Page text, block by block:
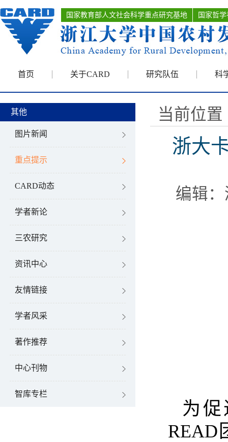
国家教育部人文社会科学重点研究基地 国家哲
首页 关于CARD 研究队伍 科
其他
图片新闻
重点提示
CARD动态
学者新论
三农研究
资讯中心
友情链接
学者风采
著作推荐
中心刊物
智库专栏
当前位置
浙大
编辑
为
READ